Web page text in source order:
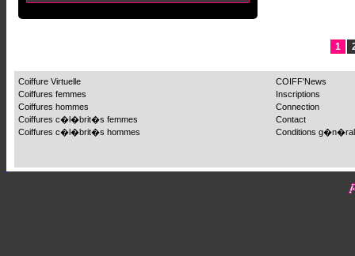
1
Coiffure Virtuelle
Coiffures femmes
Coiffures hommes
Coiffures c�l�brit�s femmes
Coiffures c�l�brit�s hommes
COIFF'News
Inscriptions
Connection
Contact
Conditions